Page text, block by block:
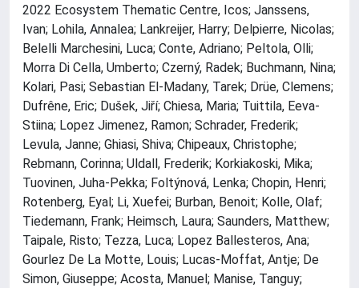
2022 Ecosystem Thematic Centre, Icos; Janssens,
Ivan; Lohila, Annalea; Lankreijer, Harry; Delpierre, Nicolas;
Belelli Marchesini, Luca; Conte, Adriano; Peltola, Olli;
Morra Di Cella, Umberto; Czerný, Radek; Buchmann, Nina;
Kolari, Pasi; Sebastian El-Madany, Tarek; Drüe, Clemens;
Dufrêne, Eric; Dušek, Jiří; Chiesa, Maria; Tuittila, Eeva-
Stiina; Lopez Jimenez, Ramon; Schrader, Frederik;
Levula, Janne; Ghiasi, Shiva; Chipeaux, Christophe;
Rebmann, Corinna; Uldall, Frederik; Korkiakoski, Mika;
Tuovinen, Juha-Pekka; Foltýnová, Lenka; Chopin, Henri;
Rotenberg, Eyal; Li, Xuefei; Burban, Benoit; Kolle, Olaf;
Tiedemann, Frank; Heimsch, Laura; Saunders, Matthew;
Taipale, Risto; Tezza, Luca; Lopez Ballesteros, Ana;
Gourlez De La Motte, Louis; Lucas-Moffat, Antje; De
Simon, Giuseppe; Acosta, Manuel; Manise, Tanguy;